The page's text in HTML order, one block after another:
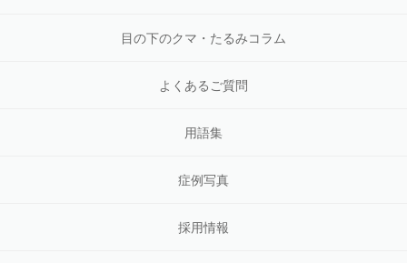
目の下のクマ・たるみコラム
よくあるご質問
用語集
症例写真
採用情報